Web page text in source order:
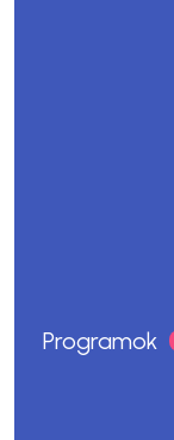
Programok